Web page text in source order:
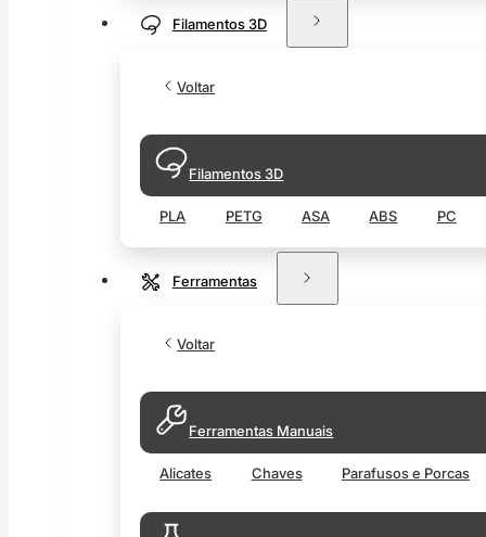
Filamentos 3D
Voltar
Filamentos 3D
PLA PETG ASA ABS PC
Ferramentas
Voltar
Ferramentas Manuais
Alicates Chaves Parafusos e Porcas